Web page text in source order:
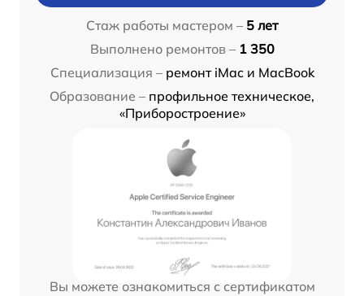
Стаж работы мастером – 5 лет
Выполнено ремонтов – 1 350
Специализация – ремонт iMac и MacBook
Образование – профильное техническое,
«Приборостроение»
Вы можете ознакомиться с сертификатом